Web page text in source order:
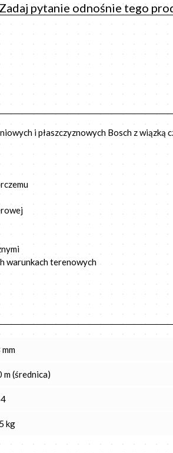
Zadaj pytanie odnośnie tego
i płaszczyznowych Bosch z wiązką
warunkach terenowych
m (średnica)
kg